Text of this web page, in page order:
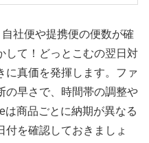
社便や提携便の便数が確
して！どっとこむの翌日対
に真価を発揮します。ファ
の早さで、時間帯の調整や
商品ごとに納期が異なる
付を確認しておきましょ